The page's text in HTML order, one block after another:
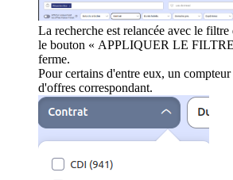
La recherche est relancée avec le
le bouton « APPLIQUER LE
ferme.
Pour certains d'entre eux, un
d'offres correspondant.